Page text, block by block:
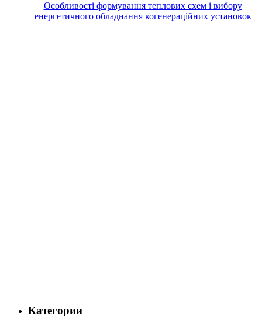
Особливості формування теплових схем і вибору
енергетичного обладнання когенераційних установок
Категории